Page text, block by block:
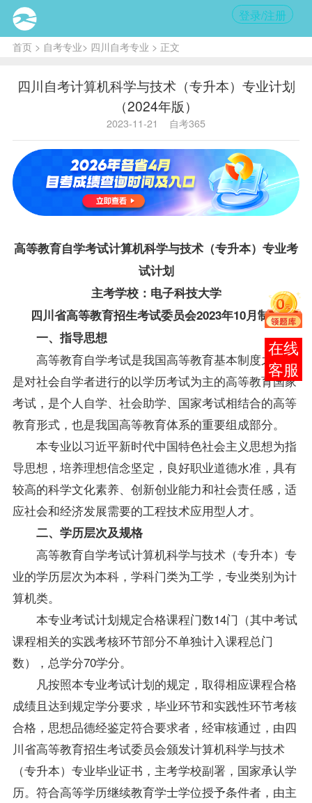
登录/注册
首页> 自考专业> 四川自考专业 > 正文
四川自考计算机科学与技术（专升本）专业计划
（2024年版）
2023-11-21 自考365
高等教育自学考试计算机科学与技术（专升本）专业考
试计划
主考学校：电子科技大学
四川省高等教育招生考试委员会2023年10月制定
一、指导思想
高等教育自学考试是我国高等教育基本制度之一，
是对社会自学者进行的以学历考试为主的高等教育国家
考试，是个人自学、社会助学、国家考试相结合的高等
教育形式，也是我国高等教育体系的重要组成部分。
本专业以习近平新时代中国特色社会主义思想为指
导思想，培养理想信念坚定，良好职业道德水准，具有
较高的科学文化素养、创新创业能力和社会责任感，适
应社会和经济发展需要的工程技术应用型人才。
二、学历层次及规格
高等教育自学考试计算机科学与技术（专升本）专
业的学历层次为本科，学科门类为工学，专业类别为计
算机类。
本专业考试计划规定合格课程门数14门（其中考试
课程相关的实践考核环节部分不单独计入课程总门
数），总学分70学分。
凡按照本专业考试计划的规定，取得相应课程合格
成绩且达到规定学分要求，毕业环节和实践性环节考核
合格，思想品德经鉴定符合要求者，经审核通过，由四
川省高等教育招生考试委员会颁发计算机科学与技术
（专升本）专业毕业证书，主考学校副署，国家承认学
历。符合高等学历继续教育学士学位授予条件者，由主
在线
客服